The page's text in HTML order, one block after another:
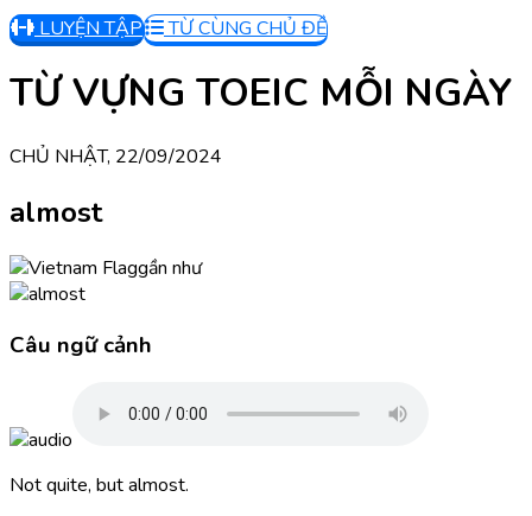
LUYỆN TẬP
TỪ CÙNG CHỦ ĐỀ
TỪ VỰNG TOEIC MỖI NGÀY
CHỦ NHẬT, 22/09/2024
almost
gần như
Câu ngữ cảnh
Not quite, but almost.